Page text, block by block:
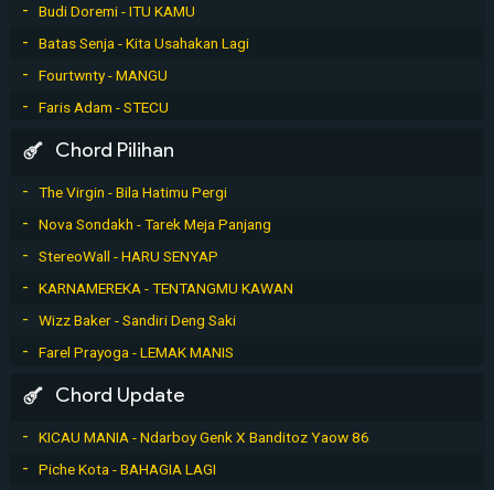
Budi Doremi - ITU KAMU
Batas Senja - Kita Usahakan Lagi
Fourtwnty - MANGU
Faris Adam - STECU
Chord Pilihan
The Virgin - Bila Hatimu Pergi
Nova Sondakh - Tarek Meja Panjang
StereoWall - HARU SENYAP
KARNAMEREKA - TENTANGMU KAWAN
Wizz Baker - Sandiri Deng Saki
Farel Prayoga - LEMAK MANIS
Chord Update
KICAU MANIA - Ndarboy Genk X Banditoz Yaow 86
Piche Kota - BAHAGIA LAGI